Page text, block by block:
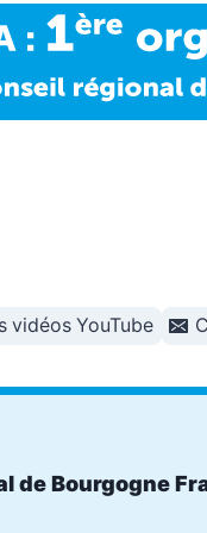
vidéos YouTube
de Bourgogne